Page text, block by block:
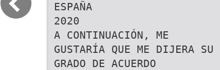
ESPAÑA
2020
A CONTINUACIÓN, ME
GUSTARÍA QUE ME DIJERA SU
GRADO DE ACUERDO